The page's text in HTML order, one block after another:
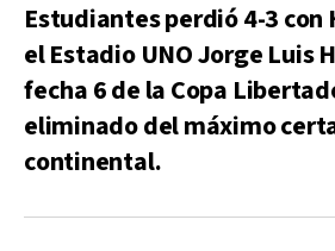
Estudiantes perdió 4-3 con
el Estadio UNO Jorge Luis
fecha 6 de la Copa
eliminado del máximo
continental.